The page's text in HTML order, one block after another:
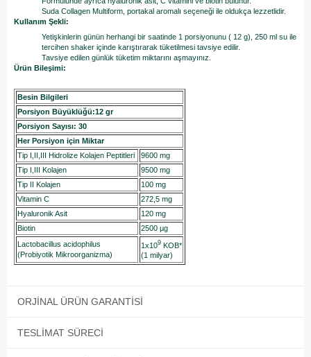
Suda Collagen Multiform, portakal aromalı seçeneği ile oldukça lezzetlidir.
Kullanım Şekli:
Yetişkinlerin günün herhangi bir saatinde 1 porsiyonunu ( 12 g), 250 ml su ile
tercihen shaker içinde karıştırarak tüketilmesi tavsiye edilir.
Tavsiye edilen günlük tüketim miktarını aşmayınız.
Ürün Bileşimi:
Besin Bilgileri
Porsiyon Büyüklüğü:12 gr
Porsiyon Sayısı: 30
Her Porsiyon için Miktar
Tip I,II,III Hidrolize Kolajen Peptitleri
9600 mg
Tip I,III Kolajen
9500 mg
Tip II Kolajen
100 mg
Vitamin C
272,5 mg
Hyaluronik Asit
120 mg
Biotin
2500 µg
Lactobacillus acidophilus
(Probiyotik Mikroorganizma)
1x109 KOB*
(1 milyar)
ORJINAL ÜRÜN GARANTISI
TESLIMAT SÜRECI